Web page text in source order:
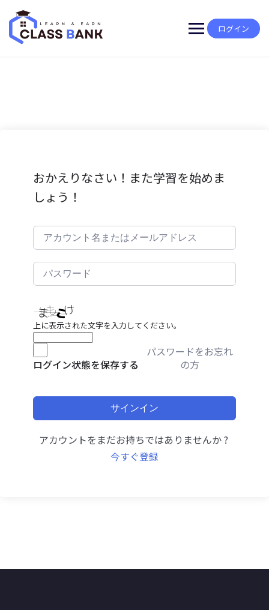
content
ログイン
おかえりなさい！また学習を始めま
しょう！
上に表示された文字を入力してください。
ログイン状態を保存する
パスワードをお忘れ
の方
サインイン
アカウントをまだお持ちではありませんか ?
今すぐ登録